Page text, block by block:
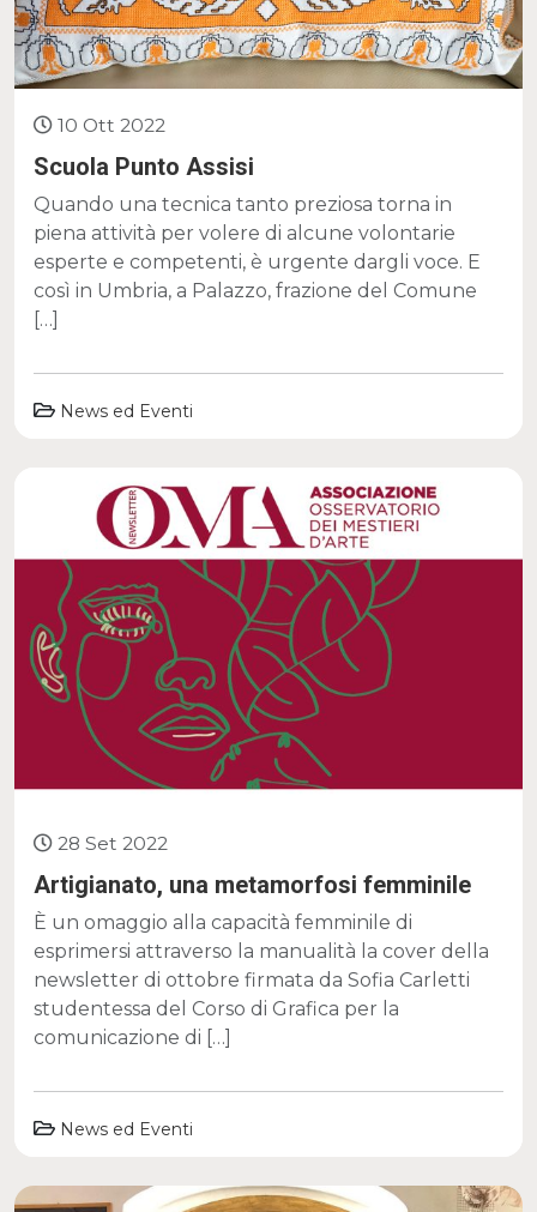
10 Ott 2022
Scuola Punto Assisi
Quando una tecnica tanto preziosa torna in
piena attività per volere di alcune volontarie
esperte e competenti, è urgente dargli voce. E
così in Umbria, a Palazzo, frazione del Comune
[…]
News ed Eventi
28 Set 2022
Artigianato, una metamorfosi femminile
È un omaggio alla capacità femminile di
esprimersi attraverso la manualità la cover della
newsletter di ottobre firmata da Sofia Carletti
studentessa del Corso di Grafica per la
comunicazione di […]
News ed Eventi